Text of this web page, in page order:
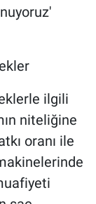
ilgili
niteliğine
oranı ile